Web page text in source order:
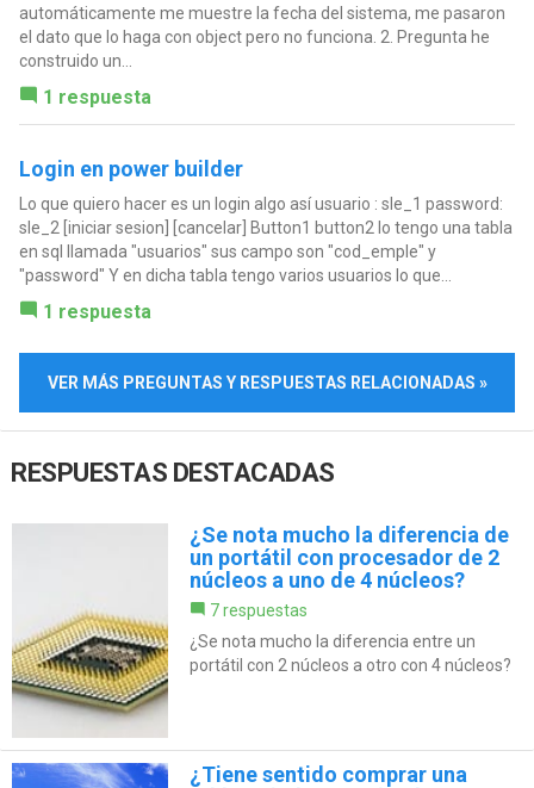
automáticamente me muestre la fecha del sistema, me pasaron
el dato que lo haga con object pero no funciona. 2. Pregunta he
construido un...
1 respuesta
Login en power builder
Lo que quiero hacer es un login algo así usuario : sle_1 password:
sle_2 [iniciar sesion] [cancelar] Button1 button2 Io tengo una tabla
en sql llamada "usuarios" sus campo son "cod_emple" y
"password" Y en dicha tabla tengo varios usuarios lo que...
1 respuesta
VER MÁS PREGUNTAS Y RESPUESTAS RELACIONADAS »
RESPUESTAS DESTACADAS
¿Se nota mucho la diferencia de
un portátil con procesador de 2
núcleos a uno de 4 núcleos?
7 respuestas
¿Se nota mucho la diferencia entre un
portátil con 2 núcleos a otro con 4 núcleos?
¿Tiene sentido comprar una